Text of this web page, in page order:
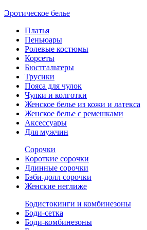
Эротическое белье
Платья
Пеньюары
Ролевые костюмы
Корсеты
Бюстгальтеры
Трусики
Пояса для чулок
Чулки и колготки
Женское белье из кожи и латекса
Женское белье с ремешками
Аксессуары
Для мужчин
Сорочки
Короткие сорочки
Длинные сорочки
Бэби-долл сорочки
Женские неглиже
Бодистокинги и комбинезоны
Боди-сетка
Боди-комбинезоны